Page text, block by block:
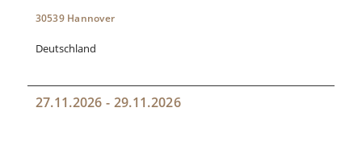
30539 Hannover
Deutschland
27.11.2026 - 29.11.2026